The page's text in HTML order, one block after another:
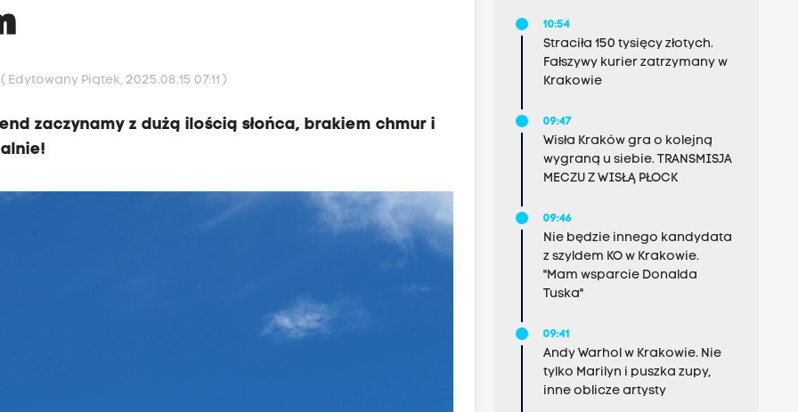
( Edytowany Piątek, 2025.08.15 07:11 )
zaczynamy z dużą ilością słońca, brakiem chmur i
10:54
Straciła 150 tysięcy złotych.
Fałszywy kurier zatrzymany w
Krakowie
09:47
Wisła Kraków gra o kolejną
wygraną u siebie. TRANSMISJA
MECZU Z WISŁĄ PŁOCK
09:46
Nie będzie innego kandydata
z szyldem KO w Krakowie.
"Mam wsparcie Donalda
Tuska"
09:41
Andy Warhol w Krakowie. Nie
tylko Marilyn i puszka zupy,
inne oblicze artysty